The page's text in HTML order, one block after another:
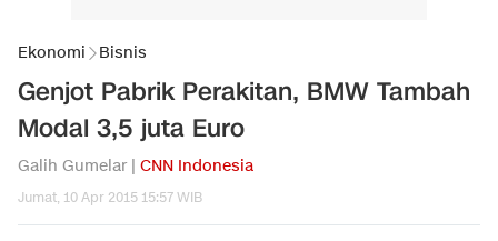
Ekonomi Bisnis
Genjot Pabrik Perakitan, BMW Tambah
Modal 3,5 juta Euro
Galih Gumelar | CNN Indonesia
Jumat, 10 Apr 2015 15:57 WIB